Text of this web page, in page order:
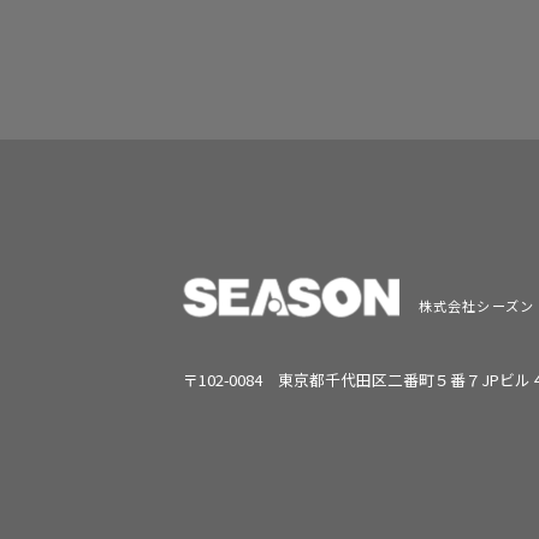
株式会社シーズン
〒102-0084 東京都千代田区二番町５番７JPビル